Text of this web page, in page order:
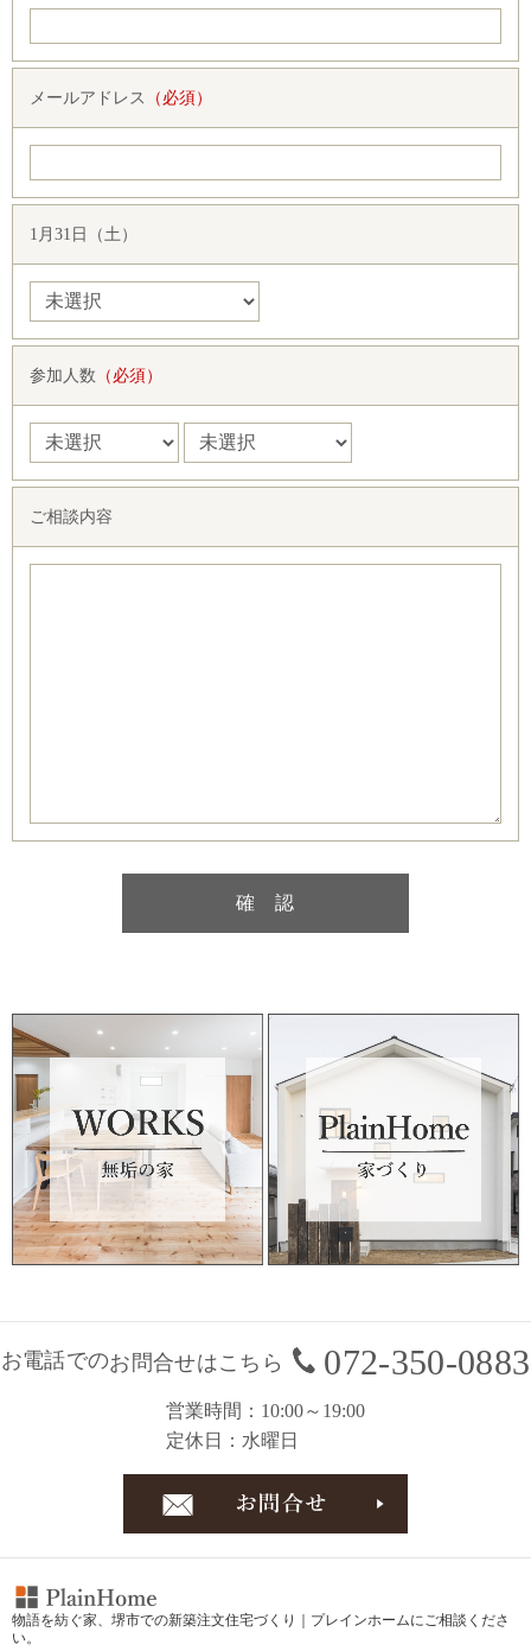
メールアドレス （必須）
1月31日（土）
参加人数 （必須）
ご相談内容
お電話でのお問合せはこちら 072-350-0883
営業時間
10:00～19:00
定休日
水曜日
物語を紡ぐ家、 堺市での新築注文住宅づくり｜プレインホームにご相談くださ
い。